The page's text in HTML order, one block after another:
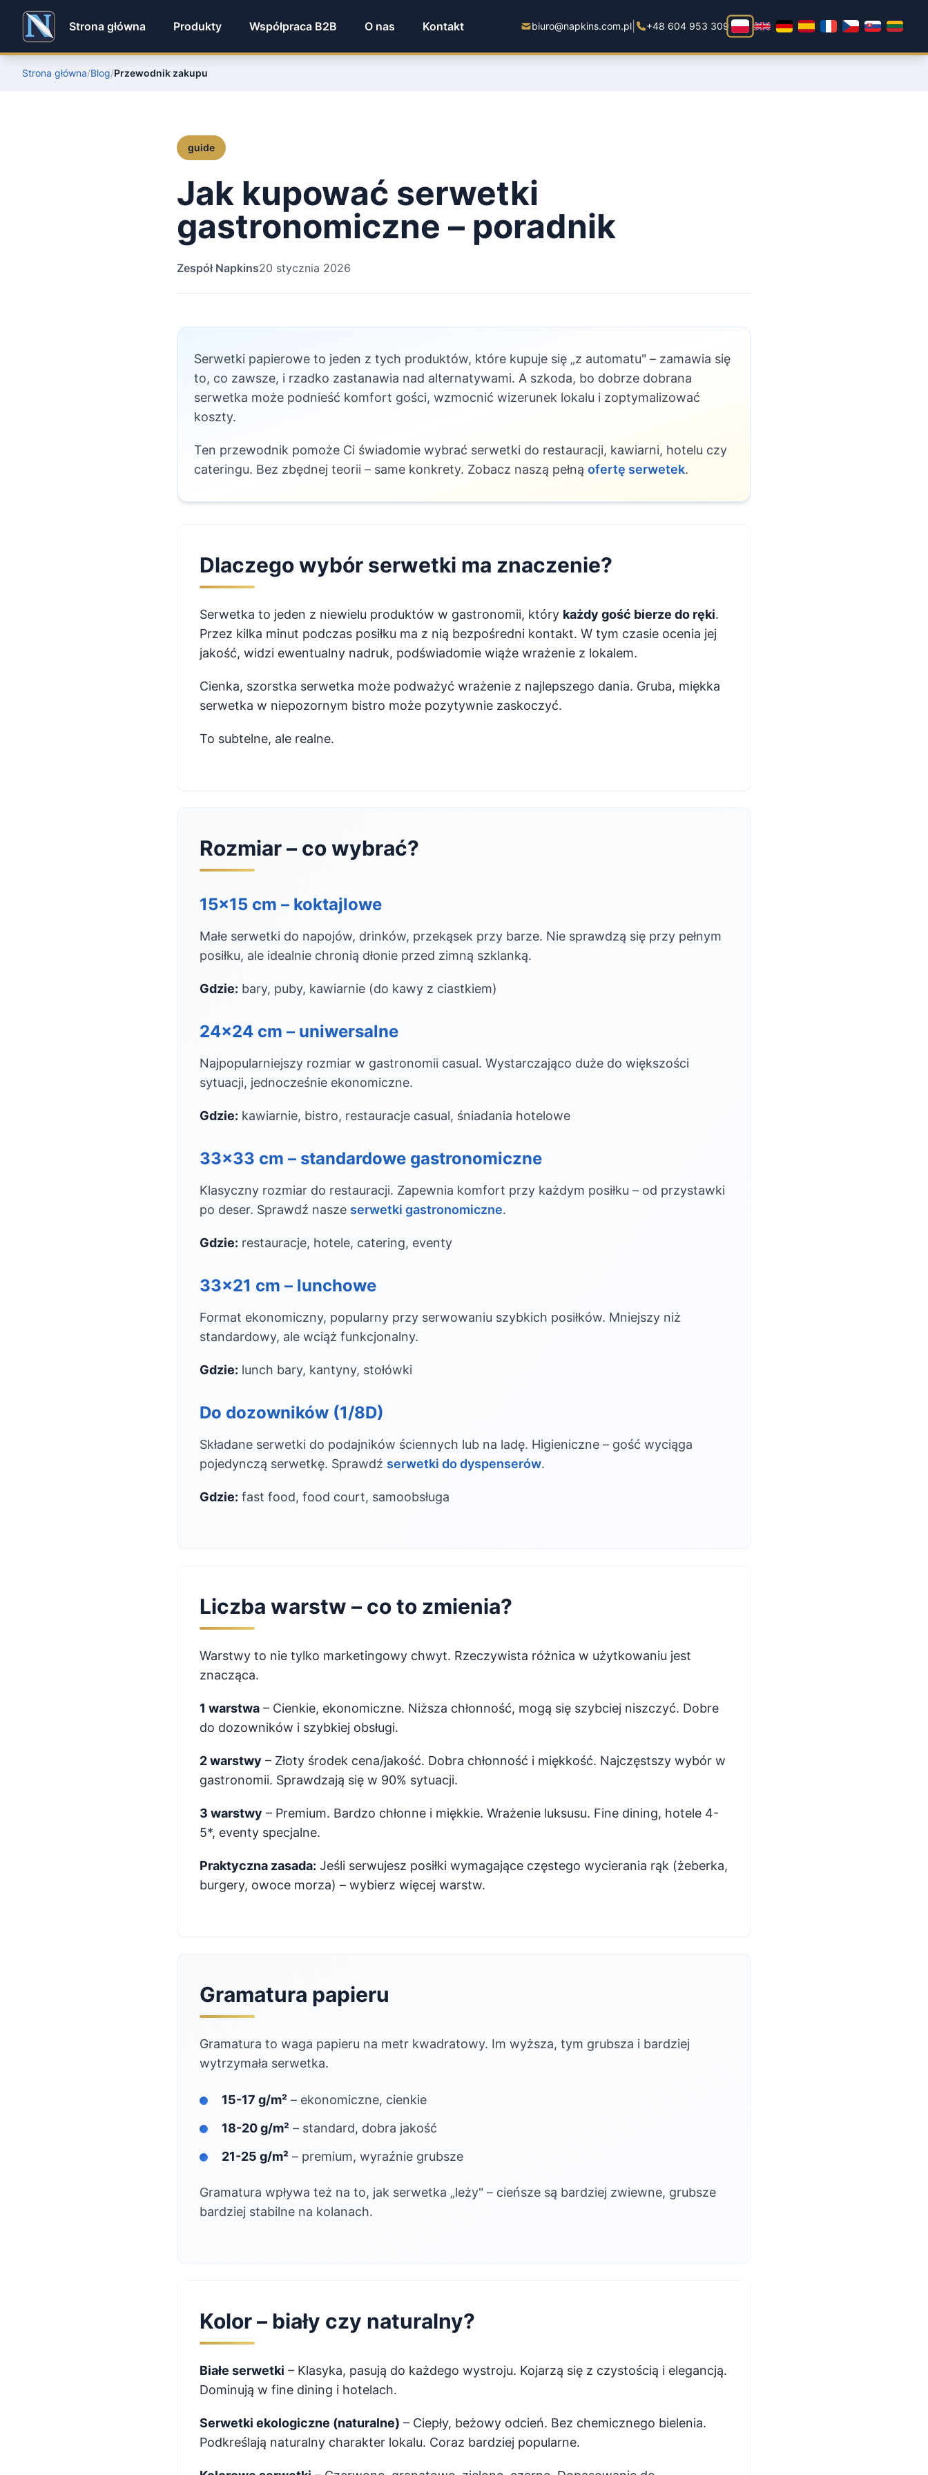
Strona główna Produkty Współpraca B2B O nas Kontakt biuro@napkins.com.pl +48 604 953 309
Strona główna/Blog/Przewodnik zakupu
guide
Jak kupować serwetki
gastronomiczne – poradnik
Zespół Napkins20 stycznia 2026
Serwetki papierowe to jeden z tych produktów, które kupuje się „z automatu" – zamawia się
to, co zawsze, i rzadko zastanawia nad alternatywami. A szkoda, bo dobrze dobrana
serwetka może podnieść komfort gości, wzmocnić wizerunek lokalu i zoptymalizować
koszty.
Ten przewodnik pomoże Ci świadomie wybrać serwetki do restauracji, kawiarni, hotelu czy
cateringu. Bez zbędnej teorii – same konkrety. Zobacz naszą pełną ofertę serwetek.
Dlaczego wybór serwetki ma znaczenie?
Serwetka to jeden z niewielu produktów w gastronomii, który każdy gość bierze do ręki.
Przez kilka minut podczas posiłku ma z nią bezpośredni kontakt. W tym czasie ocenia jej
jakość, widzi ewentualny nadruk, podświadomie wiąże wrażenie z lokalem.
Cienka, szorstka serwetka może podważyć wrażenie z najlepszego dania. Gruba, miękka
serwetka w niepozornym bistro może pozytywnie zaskoczyć.
To subtelne, ale realne.
Rozmiar – co wybrać?
15×15 cm – koktajlowe
Małe serwetki do napojów, drinków, przekąsek przy barze. Nie sprawdzą się przy pełnym
posiłku, ale idealnie chronią dłonie przed zimną szklanką.
Gdzie: bary, puby, kawiarnie (do kawy z ciastkiem)
24×24 cm – uniwersalne
Najpopularniejszy rozmiar w gastronomii casual. Wystarczająco duże do większości
sytuacji, jednocześnie ekonomiczne.
Gdzie: kawiarnie, bistro, restauracje casual, śniadania hotelowe
33×33 cm – standardowe gastronomiczne
Klasyczny rozmiar do restauracji. Zapewnia komfort przy każdym posiłku – od przystawki
po deser. Sprawdź nasze serwetki gastronomiczne.
Gdzie: restauracje, hotele, catering, eventy
33×21 cm – lunchowe
Format ekonomiczny, popularny przy serwowaniu szybkich posiłków. Mniejszy niż
standardowy, ale wciąż funkcjonalny.
Gdzie: lunch bary, kantyny, stołówki
Do dozowników (1/8D)
Składane serwetki do podajników ściennych lub na ladę. Higieniczne – gość wyciąga
pojedynczą serwetkę. Sprawdź serwetki do dyspenserów.
Gdzie: fast food, food court, samoobsługa
Liczba warstw – co to zmienia?
Warstwy to nie tylko marketingowy chwyt. Rzeczywista różnica w użytkowaniu jest
znacząca.
1 warstwa – Cienkie, ekonomiczne. Niższa chłonność, mogą się szybciej niszczyć. Dobre
do dozowników i szybkiej obsługi.
2 warstwy – Złoty środek cena/jakość. Dobra chłonność i miękkość. Najczęstszy wybór w
gastronomii. Sprawdzają się w 90% sytuacji.
3 warstwy – Premium. Bardzo chłonne i miękkie. Wrażenie luksusu. Fine dining, hotele 4-
5*, eventy specjalne.
Praktyczna zasada: Jeśli serwujesz posiłki wymagające częstego wycierania rąk (żeberka,
burgery, owoce morza) – wybierz więcej warstw.
Gramatura papieru
Gramatura to waga papieru na metr kwadratowy. Im wyższa, tym grubsza i bardziej
wytrzymała serwetka.
15-17 g/m² – ekonomiczne, cienkie
18-20 g/m² – standard, dobra jakość
21-25 g/m² – premium, wyraźnie grubsze
Gramatura wpływa też na to, jak serwetka „leży" – cieńsze są bardziej zwiewne, grubsze
bardziej stabilne na kolanach.
Kolor – biały czy naturalny?
Białe serwetki – Klasyka, pasują do każdego wystroju. Kojarzą się z czystością i elegancją.
Dominują w fine dining i hotelach.
Serwetki ekologiczne (naturalne) – Ciepły, beżowy odcień. Bez chemicznego bielenia.
Podkreślają naturalny charakter lokalu. Coraz bardziej popularne.